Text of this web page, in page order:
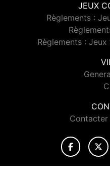
JEUX
Règlements :
Règlements :
Contacter